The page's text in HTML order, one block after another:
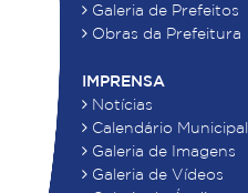
Galeria de Prefeitos
Obras da Prefeitura
IMPRENSA
Notícias
Calendário Municipal
Galeria de Imagens
Galeria de Vídeos